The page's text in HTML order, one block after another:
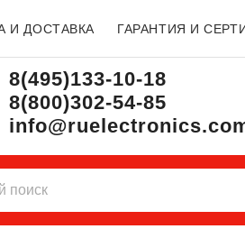
И ДОСТАВКА ГАРАНТИЯ И
8(495)133-10-18
8(800)302-54-85